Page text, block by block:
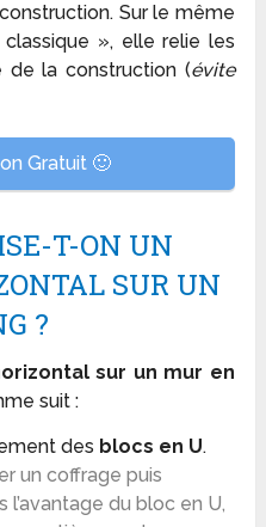
Sur le même
classique », elle relie les
de la construction (évite
Gratuit 🙂
T-ON UN
SUR UN
?
sur un mur en
suit :
des blocs en U.
un coffrage puis
du bloc en U,